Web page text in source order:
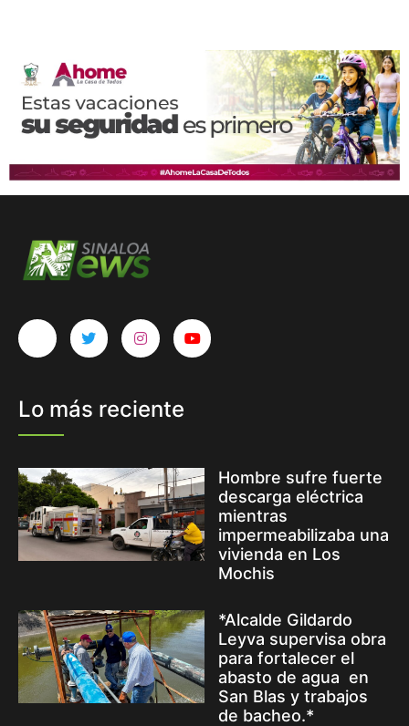
Lo más reciente
Hombre sufre fuerte
descarga eléctrica
mientras
impermeabilizaba una
vivienda en Los
Mochis
*Alcalde Gildardo
Leyva supervisa obra
para fortalecer el
abasto de agua en
San Blas y trabajos
de bacheo.*